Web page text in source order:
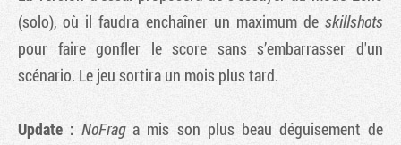
(solo), où il faudra enchaîner un maximum de skillshots
pour faire gonfler le score sans s’embarrasser d'un
scénario. Le jeu sortira un mois plus tard.
Update : NoFraga mis son plus beau déguisement de